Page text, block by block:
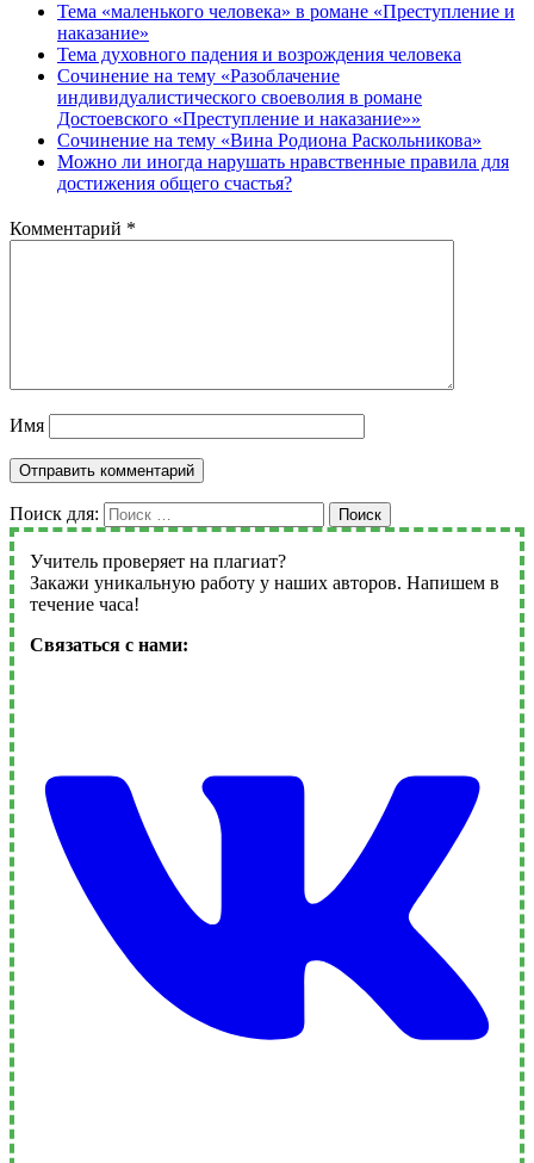
Тема «маленького человека» в романе «Преступление и
наказание»
Тема духовного падения и возрождения человека
Сочинение на тему «Разоблачение
индивидуалистического своеволия в романе
Достоевского «Преступление и наказание»»
Сочинение на тему «Вина Родиона Раскольникова»
Можно ли иногда нарушать нравственные правила для
достижения общего счастья?
Комментарий *
Имя
Поиск для: Поиск
Учитель проверяет на плагиат?
Закажи уникальную работу у наших авторов. Напишем в
течение часа!
Связаться с нами: